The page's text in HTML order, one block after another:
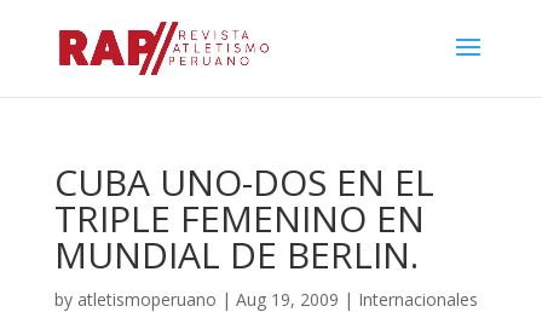
CUBA UNO-DOS EN EL
TRIPLE FEMENINO EN
MUNDIAL DE BERLIN.
by atletismoperuano | Aug 19, 2009 | Internacionales